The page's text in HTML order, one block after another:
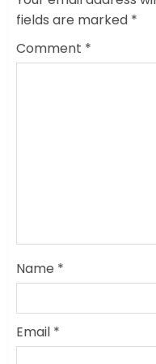
fields are marked *
Comment *
Name *
Email *